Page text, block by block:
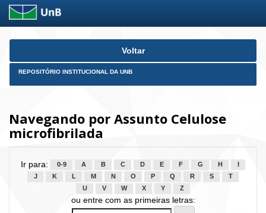
Skip
Voltar
REPOSITÓRIO INSTITUCIONAL DA UNB
Navegando por Assunto Celulose
microfibrilada
Ir para: 0-9 A B C D E F G H
J
K L M N O P Q R S
T
U
V W X Y Z
ou entre com as primeiras letras: